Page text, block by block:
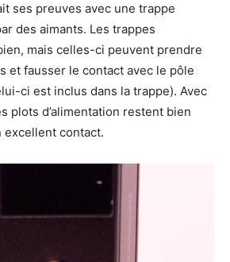
ses preuves avec une trappe
des aimants. Les trappes
mais celles-ci peuvent prendre
et fausser le contact avec le pôle
ci est inclus dans la trappe). Avec
plots d’alimentation restent bien
contact.